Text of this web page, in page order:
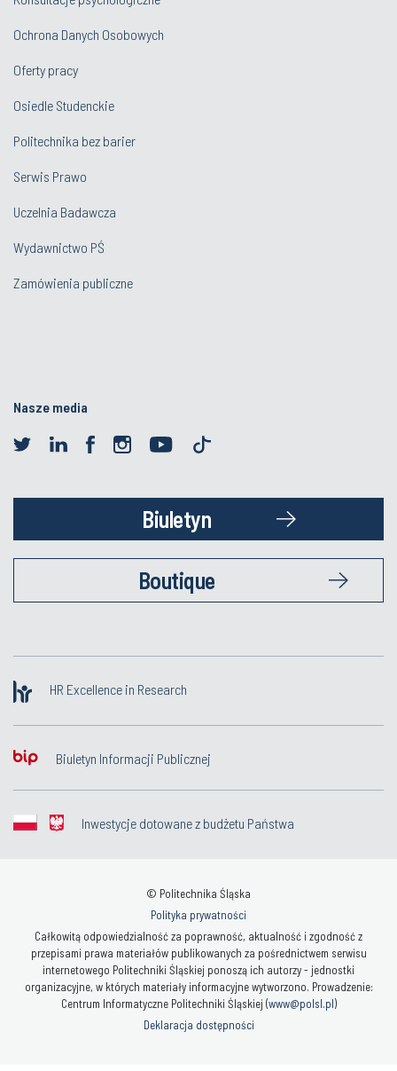
Ochrona Danych Osobowych
Oferty pracy
Osiedle Studenckie
Politechnika bez barier
Serwis Prawo
Uczelnia Badawcza
Wydawnictwo PŚ
Zamówienia publiczne
Nasze media
Biuletyn
Boutique
HR Excellence in Research
Biuletyn Informacji Publicznej
Inwestycje dotowane z budżetu Państwa
© Politechnika Śląska
Polityka prywatności
Całkowitą odpowiedzialność za poprawność, aktualność i zgodność z
przepisami prawa materiałów publikowanych za pośrednictwem serwisu
internetowego Politechniki Śląskiej ponoszą ich autorzy - jednostki
organizacyjne, w których materiały informacyjne wytworzono. Prowadzenie:
Centrum Informatyczne Politechniki Śląskiej (www@polsl.pl)
Deklaracja dostępności